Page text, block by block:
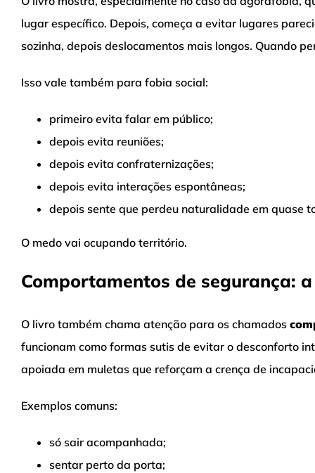
lugar específico. Depois, começa a evitar lugares
sozinha, depois deslocamentos mais longos. Quando
Isso vale também para fobia social:
primeiro evita falar em público;
depois evita reuniões;
depois evita confraternizações;
depois evita interações espontâneas;
depois sente que perdeu naturalidade em quase
O medo vai ocupando território.
Comportamentos de segurança:
O livro também chama atenção para os chamados
funcionam como formas sutis de evitar o desconforto
apoiada em muletas que reforçam a crença de
Exemplos comuns:
só sair acompanhada;
sentar perto da porta;